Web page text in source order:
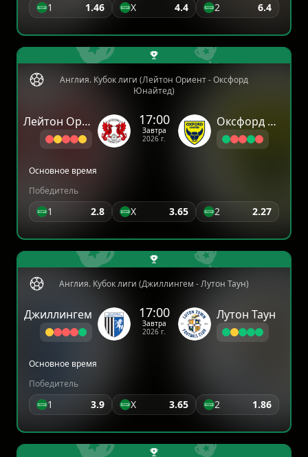
1 1.46 X 4.4 2 6.4
Англия. Кубок лиги (Лейтон Ориент - Оксфорд
Юнайтед)
Лейтон Ориент 17:00
Завтра
2026 г.
Оксфорд Юнайтед
Основное время
Победитель
1 2.8 X 3.65 2 2.27
Англия. Кубок лиги (Джиллингем - Лутон Таун)
Джиллингем 17:00
Завтра
2026 г.
Лутон Таун
Основное время
Победитель
1 3.9 X 3.65 2 1.86